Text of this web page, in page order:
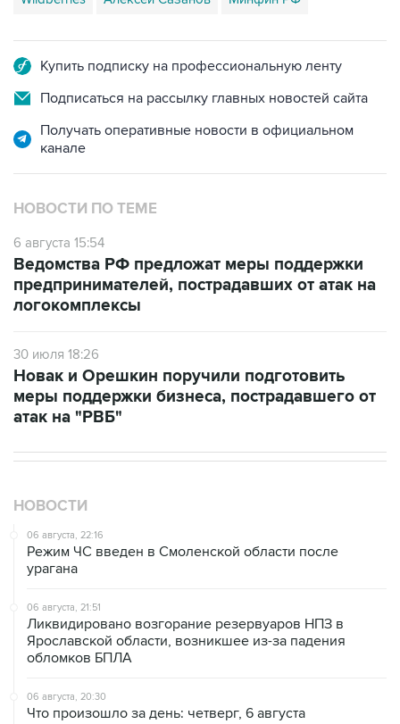
Купить подписку на профессиональную ленту
Подписаться на рассылку главных новостей сайта
Получать оперативные новости в официальном
канале
НОВОСТИ ПО ТЕМЕ
6 августа 15:54
Ведомства РФ предложат меры поддержки
предпринимателей, пострадавших от атак на
логокомплексы
30 июля 18:26
Новак и Орешкин поручили подготовить
меры поддержки бизнеса, пострадавшего от
атак на "РВБ"
НОВОСТИ
06 августа, 22:16
Режим ЧС введен в Смоленской области после
урагана
06 августа, 21:51
Ликвидировано возгорание резервуаров НПЗ в
Ярославской области, возникшее из-за падения
обломков БПЛА
06 августа, 20:30
Что произошло за день: четверг, 6 августа